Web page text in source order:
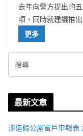
去年向警方提出的
項，同時就建議推
更多
最新文章
涉造假公屋富戶申報表